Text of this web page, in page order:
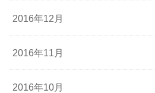
2016年12月
2016年11月
2016年10月